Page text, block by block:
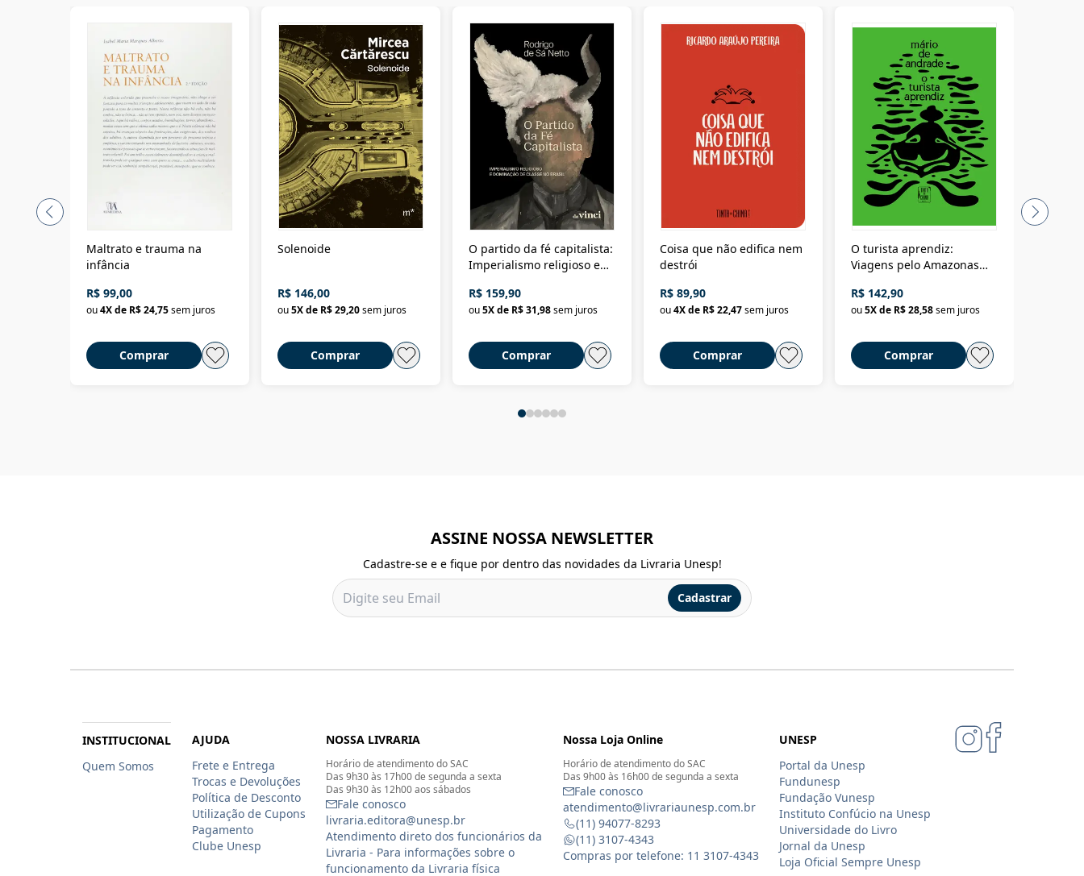
Maltrato e trauma na
infância
R$ 99,00
ou4X de R$ 24,75sem juros
Comprar
Solenoide
R$ 146,00
ou5X de R$ 29,20sem juros
Comprar
O partido da fé capitalista:
Imperialismo religioso e
Brasil
R$ 159,90
ou5X de R$ 31,98sem juros
Comprar
Coisa que não edifica nem
destrói
R$ 89,90
ou4X de R$ 22,47sem juros
Comprar
O turista aprendiz:
Viagens pelo Amazonas
até a Bolívia e por Marajó
até dizer chega
R$ 142,90
ou5X de R$ 28,58sem juros
Comprar
ASSINE NOSSA NEWSLETTER
Cadastre-se e e fique por dentro das novidades da Livraria Unesp!
Cadastrar
INSTITUCIONAL
Quem Somos
AJUDA
Frete e Entrega
Trocas e Devoluções
Política de Desconto
Utilização de Cupons
Pagamento
Clube Unesp
NOSSA LIVRARIA
Horário de atendimento do SAC
Das 9h30 às 17h00 de segunda a sexta
Das 9h30 às 12h00 aos sábados
Fale conosco
livraria.editora@unesp.br
Atendimento direto dos funcionários da
Livraria - Para informações sobre o
funcionamento da Livraria física
Nossa Loja Online
Horário de atendimento do SAC
Das 9h00 às 16h00 de segunda a sexta
Fale conosco
atendimento@livrariaunesp.com.br
(11) 94077-8293
(11) 3107-4343
Compras por telefone: 11 3107-4343
UNESP
Portal da Unesp
Fundunesp
Fundação Vunesp
Instituto Confúcio na Unesp
Universidade do Livro
Jornal da Unesp
Loja Oficial Sempre Unesp